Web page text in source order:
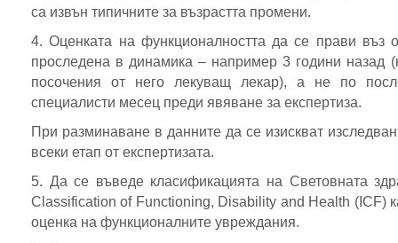
са извън типичните за възрастта промени.
4. Оценката на функционалността да се прави въз
проследена в динамика – например 3 години назад
посочения от него лекуващ лекар), а не по
специалисти месец преди явяване за експертиза.
При разминаване в данните да се изискват
всеки етап от експертизата.
5. Да се въведе класификацията на Световната
Classification of Functioning, Disability and Health (ICF)
оценка на функционалните увреждания.